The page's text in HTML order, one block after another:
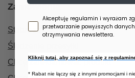
Zamówienia
Status zamówienia
Śledzenie przesyłki
Chcę zareklamować produkt
Zgoda newsletter
Akceptuję regulamin i wyrażam
przetwarzanie powyższych
otrzymywania newslettera.
Kliknij tutaj, aby zapoznać się z
* Rabat nie łączy się z innymi promocjami i